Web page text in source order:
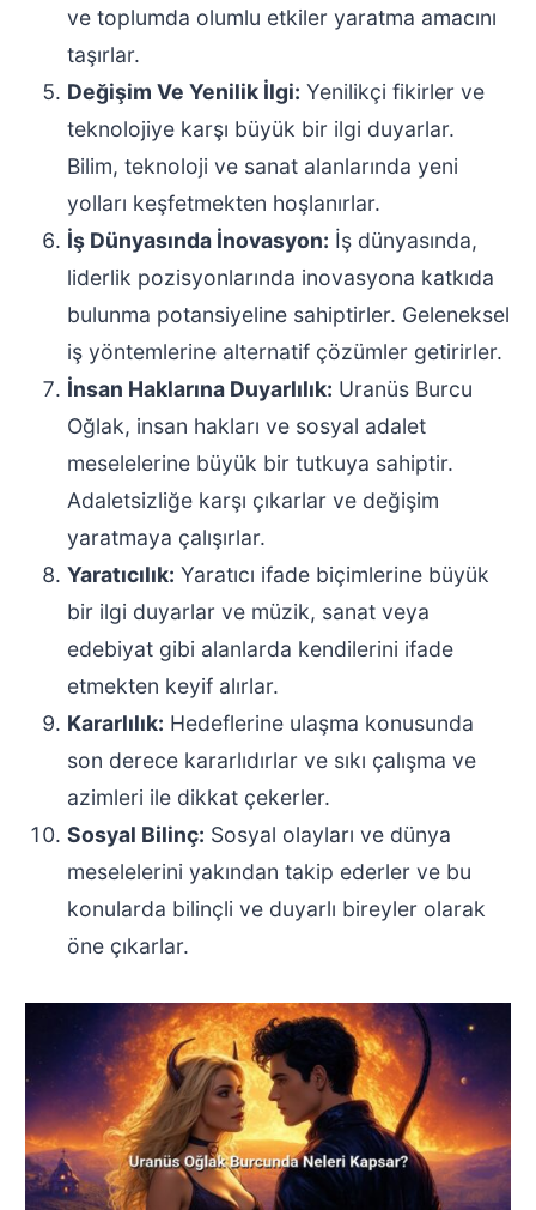
ve toplumda olumlu etkiler yaratma amacını
taşırlar.
Değişim Ve Yenilik İlgi: Yenilikçi fikirler ve
teknolojiye karşı büyük bir ilgi duyarlar.
Bilim, teknoloji ve sanat alanlarında yeni
yolları keşfetmekten hoşlanırlar.
İş Dünyasında İnovasyon: İş dünyasında,
liderlik pozisyonlarında inovasyona katkıda
bulunma potansiyeline sahiptirler. Geleneksel
iş yöntemlerine alternatif çözümler getirirler.
İnsan Haklarına Duyarlılık: Uranüs Burcu
Oğlak, insan hakları ve sosyal adalet
meselelerine büyük bir tutkuya sahiptir.
Adaletsizliğe karşı çıkarlar ve değişim
yaratmaya çalışırlar.
Yaratıcılık: Yaratıcı ifade biçimlerine büyük
bir ilgi duyarlar ve müzik, sanat veya
edebiyat gibi alanlarda kendilerini ifade
etmekten keyif alırlar.
Kararlılık: Hedeflerine ulaşma konusunda
son derece kararlıdırlar ve sıkı çalışma ve
azimleri ile dikkat çekerler.
Sosyal Bilinç: Sosyal olayları ve dünya
meselelerini yakından takip ederler ve bu
konularda bilinçli ve duyarlı bireyler olarak
öne çıkarlar.